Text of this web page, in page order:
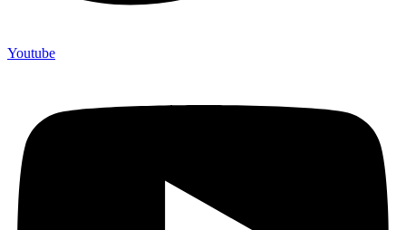
Youtube